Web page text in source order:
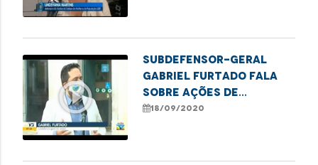
play_circle_outline
Subdefensor-geral
Gabriel Furtado fala
sobre ações de
combate à violência
18/09/2020